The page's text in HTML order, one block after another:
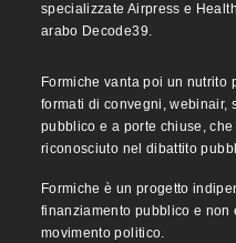
specializzate Airpress e
arabo Decode39.
Formiche vanta poi un nutrito
formati di convegni, webinair,
pubblico e a porte chiuse,
riconosciuto nel dibattito
Formiche è un progetto
finanziamento pubblico e non
movimento politico.